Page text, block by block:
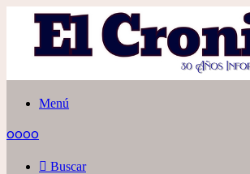
Menú
oooo
Buscar